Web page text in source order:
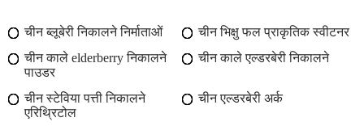
चीन ब्लूबेरी निकालने निर्माताओं
चीन भिक्षु फल प्राकृतिक स्वीटनर
चीन काले elderberry निकालने
पाउडर
चीन काले एल्डरबेरी निकालने
चीन स्टेविया पत्ती निकालने
एरिथ्रिटोल
चीन एल्डरबेरी अर्क